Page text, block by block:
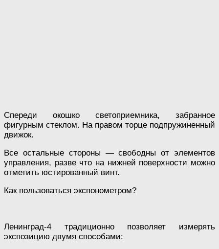
Спереди окошко светоприемника, забранное
фигурным стеклом. На правом торце подпружиненный
движок.
Все остальные стороны — свободны от элементов
управления, разве что на нижней поверхности можно
отметить юстированный винт.
Как пользоваться экспонометром?
Ленинград-4 традиционно позволяет измерять
экспозицию двумя способами: